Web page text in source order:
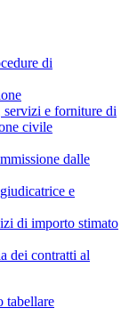
di
e forniture di
civile
dalle
e
di importo stimato
dei contratti al
tabellare